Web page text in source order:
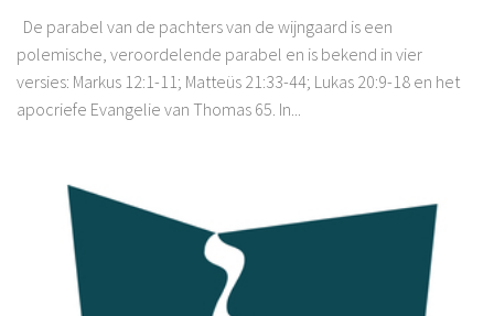
De parabel van de pachters van de wijngaard is een
polemische, veroordelende parabel en is bekend in vier
versies: Markus 12:1-11; Matteüs 21:33-44; Lukas 20:9-18 en het
apocriefe Evangelie van Thomas 65. In...